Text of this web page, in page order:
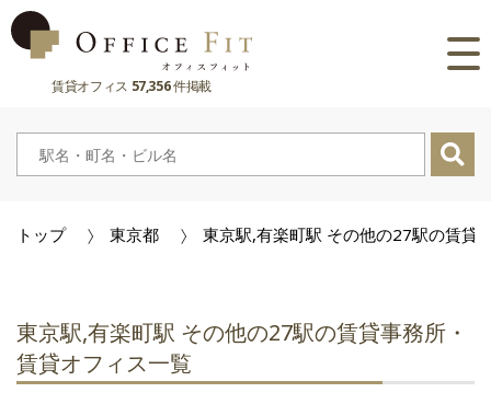
賃貸オフィス 57,356件掲載
路線
大阪府
奈良県
主要駅
大阪府
兵庫県
市区町村
京都府
トップ 東京都 東京駅,有楽町駅 その他の27駅の賃貸
東京駅,有楽町駅 その他の27駅の賃貸事務所・
賃貸オフィス一覧